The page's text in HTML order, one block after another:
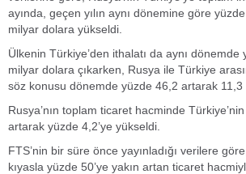
ayında, geçen yılın aynı dönemine göre
milyar dolara yükseldi.
Ülkenin Türkiye’den ithalatı da aynı
milyar dolara çıkarken, Rusya ile Türkiye
söz konusu dönemde yüzde 46,2 artarak 11,3
Rusya’nın toplam ticaret hacminde
artarak yüzde 4,2’ye yükseldi.
FTS’nin bir süre önce yayınladığı verilere
kıyasla yüzde 50’ye yakın artan ticaret